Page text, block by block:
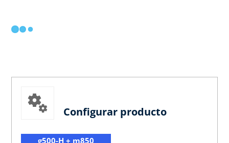
Configurar producto
g500-H + m850